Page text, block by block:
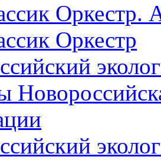
Оркестр.
Оркестр